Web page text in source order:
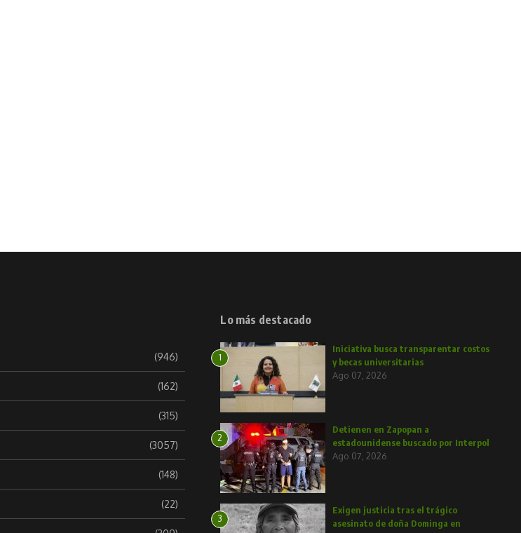
(946)
(162)
(315)
(3057)
(148)
(22)
Lo más destacado
1
Iniciativa busca transparentar costos
y becas universitarias
Ago 07, 2026
2
Detienen en Zapopan a
estadounidense buscado por Interpol
Ago 07, 2026
3
Exigen justicia tras el trágico
asesinato de doña Dominga en